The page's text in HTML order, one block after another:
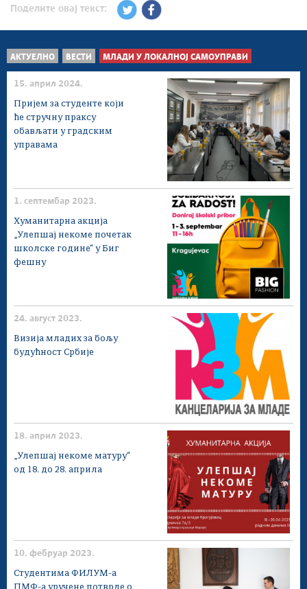
Поделите овај текст:
АКТУЕЛНО ВЕСТИ МЛАДИ У ЛОКАЛНОЈ САМОУПРАВИ
15. април 2024.
Пријем за студенте који
ће стручну праксу
обављати у градским
управама
1. септембар 2023.
Хуманитарна акција
„Улепшај некоме почетак
школске године“ у Биг
фешну
24. август 2023.
Визија младих за бољу
будућност Србије
18. април 2023.
„Улепшај некоме матуру“
од 18. до 28. априла
10. фебруар 2023.
Студентима ФИЛУМ-а
ПМФ-а уручене потврде о